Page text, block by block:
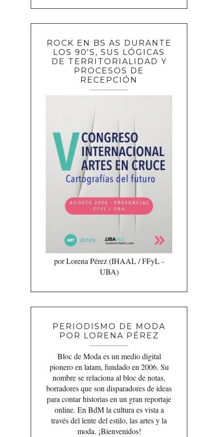
ROCK EN BS AS DURANTE
LOS 90'S, SUS LÓGICAS
DE TERRITORIALIDAD Y
PROCESOS DE
RECEPCIÓN
por Lorena Pérez (IHAAL / FFyL -
UBA)
PERIODISMO DE MODA
POR LORENA PÉREZ
Bloc de Moda es un medio digital
pionero en latam, fundado en 2006. Su
nombre se relaciona al bloc de notas,
borradores que son disparadores de ideas
para contar historias en un gran reportaje
online. En BdM la cultura es vista a
través del lente del estilo, las artes y la
moda. ¡Bienvenidos!